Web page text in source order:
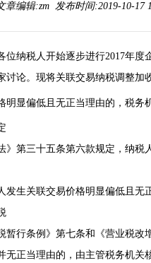
编辑:zm 发布时间:2019-10-17
位纳税人开始逐步进行2017年
讨论。现将关联交易纳税调整加
显偏低且无正当理由的，税务
第三十五条第六款规定，纳税
生关联交易价格明显偏低且无
行条例》第七条和《营业税改
无正当理由的，由主管税务机关